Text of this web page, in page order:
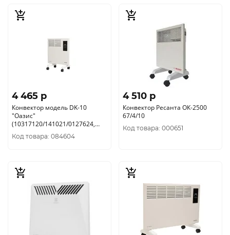
4 465 p
Конвектор модель DK-10
"Оазис"
(10317120/141021/0127624,
КИТАЙ )
Код товара: 084604
4 510 p
Конвектор Ресанта ОК-2500
67/4/10
Код товара: 000651